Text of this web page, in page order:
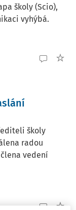
školy (Scio),
vyhýbá.
školy
radou
vedení